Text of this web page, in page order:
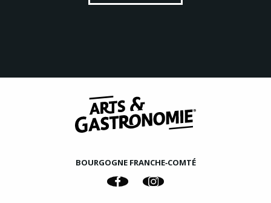
BOURGOGNE FRANCHE‑COMTÉ